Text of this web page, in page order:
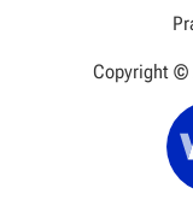
Copyright ©